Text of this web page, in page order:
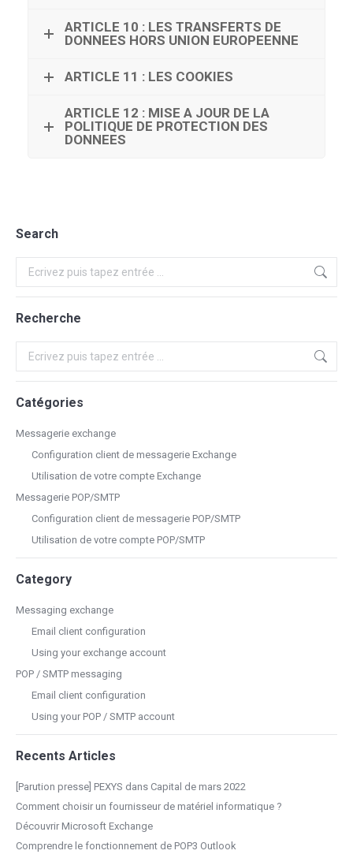
ARTICLE 10 : LES TRANSFERTS DE
DONNEES HORS UNION EUROPEENNE
ARTICLE 11 : LES COOKIES
ARTICLE 12 : MISE A JOUR DE LA
POLITIQUE DE PROTECTION DES
DONNEES
Search
Recherche
Catégories
Messagerie exchange
Configuration client de messagerie Exchange
Utilisation de votre compte Exchange
Messagerie POP/SMTP
Configuration client de messagerie POP/SMTP
Utilisation de votre compte POP/SMTP
Category
Messaging exchange
Email client configuration
Using your exchange account
POP / SMTP messaging
Email client configuration
Using your POP / SMTP account
Recents Articles
[Parution presse] PEXYS dans Capital de mars 2022
Comment choisir un fournisseur de matériel informatique ?
Découvrir Microsoft Exchange
Comprendre le fonctionnement de POP3 Outlook